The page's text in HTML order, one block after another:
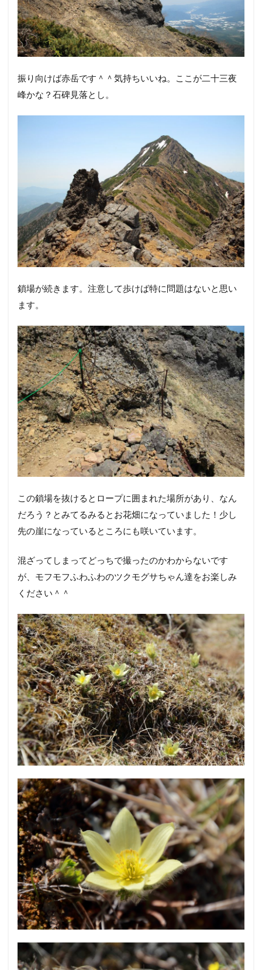
こっちはなんか寝そべってるみたいｗ
振り向けば赤岳です＾＾気持ちいいね。ここが二十三夜
峰かな？石碑見落とし。
ます。
この鎖場を抜けるとロープに囲まれた場所があり、なん
だろう？とみてるみるとお花畑になっていました！少し
先の崖になっているところにも咲いています。
混ざってしまってどっちで撮ったのかわからないです
が、モフモフふわふわのツクモグサちゃん達をお楽しみ
ください＾＾